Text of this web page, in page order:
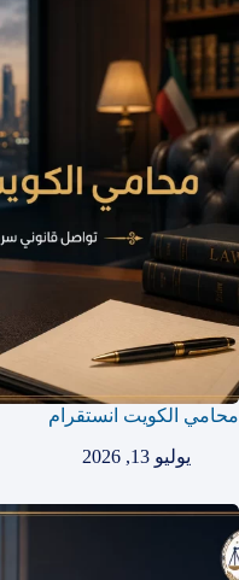
محامي الكويت انستقرام
يوليو 13, 2026